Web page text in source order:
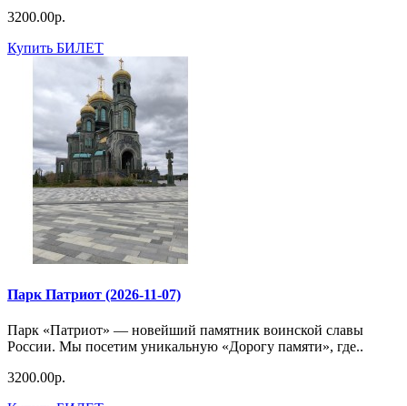
3200.00р.
Купить БИЛЕТ
Парк Патриот (2026-11-07)
Парк «Патриот» — новейший памятник воинской славы
России. Мы посетим уникальную «Дорогу памяти», где..
3200.00р.